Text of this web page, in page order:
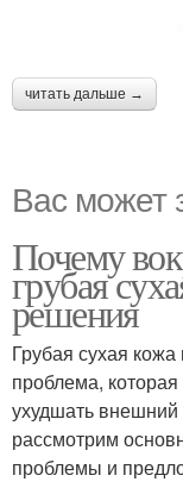
читать дальше →
Вас может
Почему
грубая
решения
Грубая сухая кожа
проблема,
ухудшать внешний
рассмотрим
проблемы и